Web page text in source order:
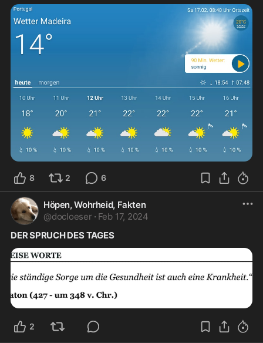
8 2 6
Höpen, Wohrheid, Fakten
@docloeser · Feb 17, 2024
DER SPRUCH DES TAGES
2